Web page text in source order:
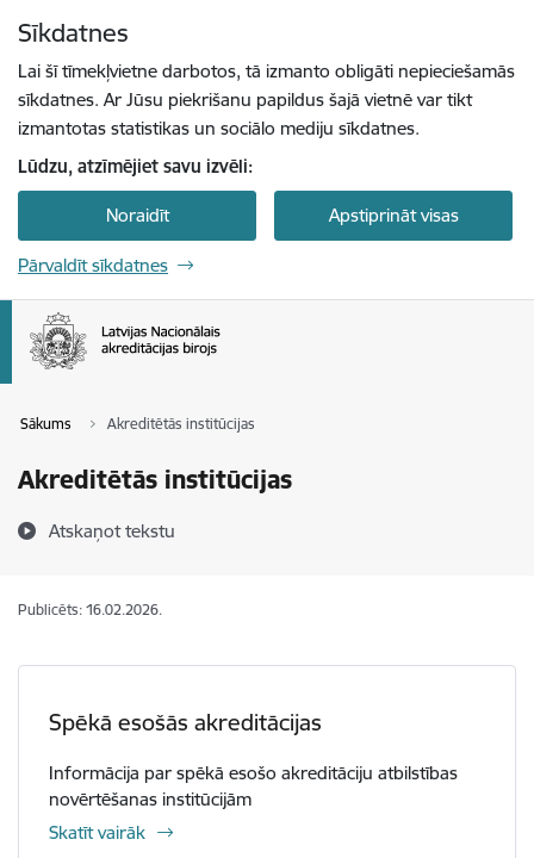
Sīkdatnes
Lai šī tīmekļvietne darbotos, tā izmanto obligāti nepieciešamās
sīkdatnes. Ar Jūsu piekrišanu papildus šajā vietnē var tikt
izmantotas statistikas un sociālo mediju sīkdatnes.
Lūdzu, atzīmējiet savu izvēli:
Noraidīt Apstiprināt visas
Pārvaldīt sīkdatnes
Sākums Akreditētās institūcijas
Akreditētās institūcijas
Atskaņot tekstu
Publicēts: 16.02.2026.
Spēkā esošās akreditācijas
Informācija par spēkā esošo akreditāciju atbilstības
novērtēšanas institūcijām
Skatīt vairāk